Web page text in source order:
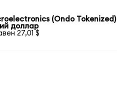
(Ondo Tokenized)
доллар
27,01 $